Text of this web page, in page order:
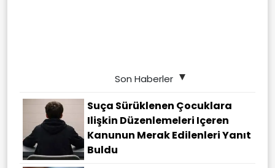
Son Haberler
Suça Sürüklenen Çocuklara
Ilişkin Düzenlemeleri Içeren
Kanunun Merak Edilenleri Yanıt
Buldu